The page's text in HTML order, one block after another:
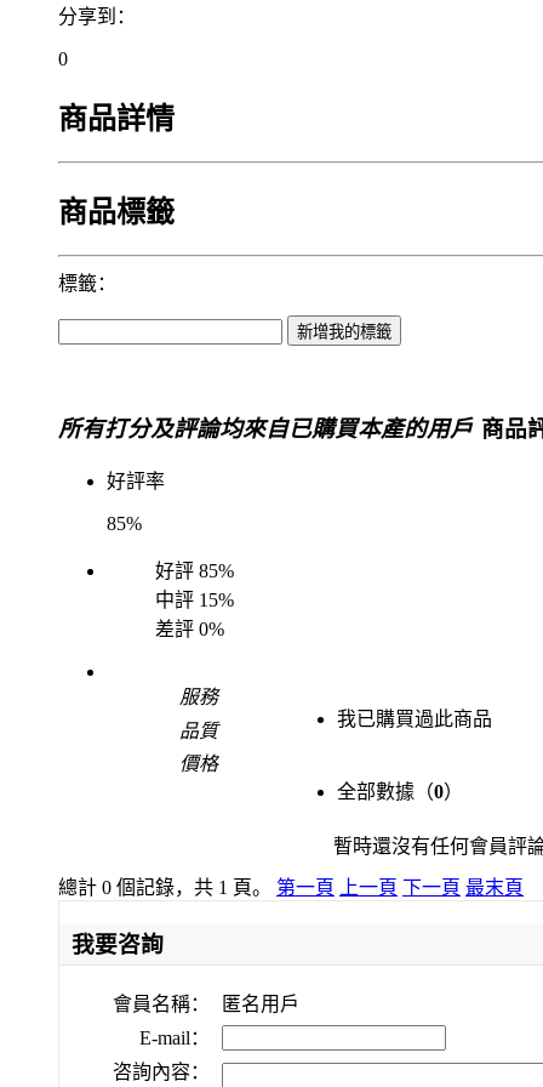
分享到：
0
商品詳情
商品標籤
標籤：
所有打分及評論均來自已購買本產的用戶 商品
好評率
85%
好評 85%
中評 15%
差評 0%
服務
品質
價格
我已購買過此商品
全部數據（0）
暫時還沒有任何會員評
總計 0 個記錄，共 1 頁。 第一頁 上一頁 下一頁 最末頁
我要咨詢
會員名稱：
匿名用戶
E-mail：
咨詢內容：